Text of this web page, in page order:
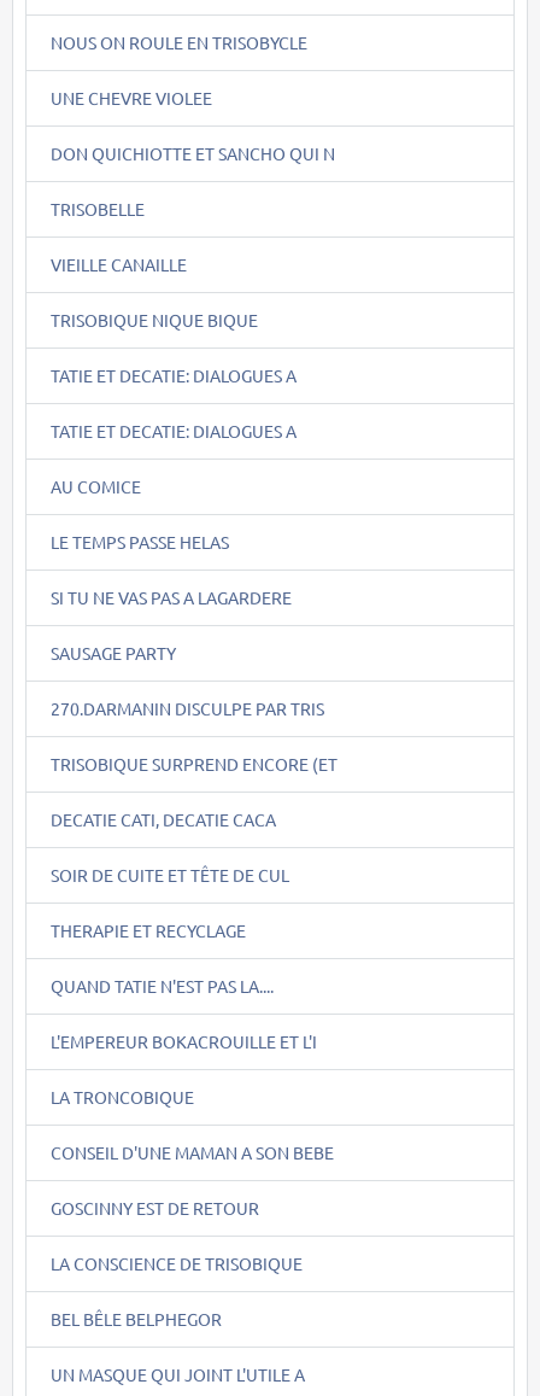
NOUS ON ROULE EN TRISOBYCLE
UNE CHEVRE VIOLEE
DON QUICHIOTTE ET SANCHO QUI N
TRISOBELLE
VIEILLE CANAILLE
TRISOBIQUE NIQUE BIQUE
TATIE ET DECATIE: DIALOGUES A
TATIE ET DECATIE: DIALOGUES A
AU COMICE
LE TEMPS PASSE HELAS
SI TU NE VAS PAS A LAGARDERE
SAUSAGE PARTY
270.DARMANIN DISCULPE PAR TRIS
TRISOBIQUE SURPREND ENCORE (ET
DECATIE CATI, DECATIE CACA
SOIR DE CUITE ET TÊTE DE CUL
THERAPIE ET RECYCLAGE
QUAND TATIE N'EST PAS LA....
L'EMPEREUR BOKACROUILLE ET L'I
LA TRONCOBIQUE
CONSEIL D'UNE MAMAN A SON BEBE
GOSCINNY EST DE RETOUR
LA CONSCIENCE DE TRISOBIQUE
BEL BÊLE BELPHEGOR
UN MASQUE QUI JOINT L'UTILE A